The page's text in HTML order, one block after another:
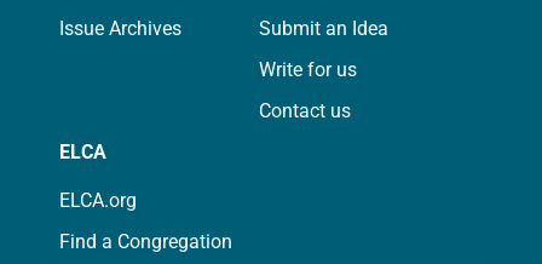
Issue Archives
Submit an Idea
Write for us
Contact us
ELCA
ELCA.org
Find a Congregation